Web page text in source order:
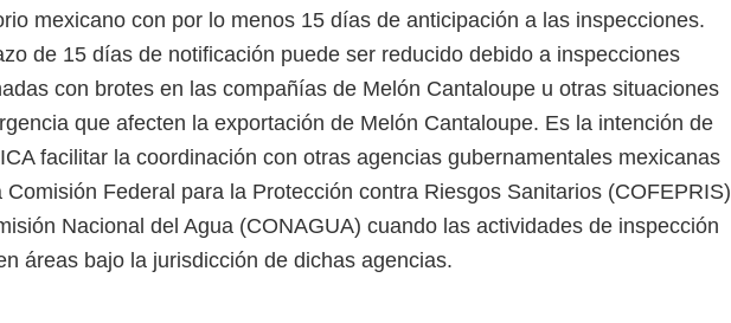
mexicano con por lo menos 15 días de anticipación a las inspecciones.
de 15 días de notificación puede ser reducido debido a inspecciones
con brotes en las compañías de Melón Cantaloupe u otras situaciones
que afecten la exportación de Melón Cantaloupe. Es la intención de
facilitar la coordinación con otras agencias gubernamentales mexicanas
Comisión Federal para la Protección contra Riesgos Sanitarios (COFEPRIS)
Nacional del Agua (CONAGUA) cuando las actividades de inspección
áreas bajo la jurisdicción de dichas agencias.